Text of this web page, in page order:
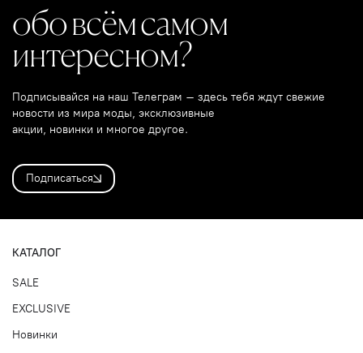
обо всём самом
интересном?
Подписывайся на наш Телеграм – здесь тебя ждут свежие
новости из мира моды, эксклюзивные
акции, новинки и многое другое.
Подписаться
КАТАЛОГ
SALE
EXCLUSIVE
Новинки